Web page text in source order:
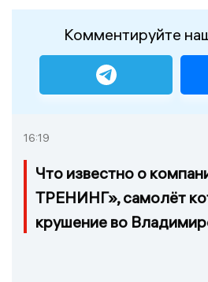
Комментируйте
16:19
Что известно о
ТРЕНИНГ», самолёт
крушение во